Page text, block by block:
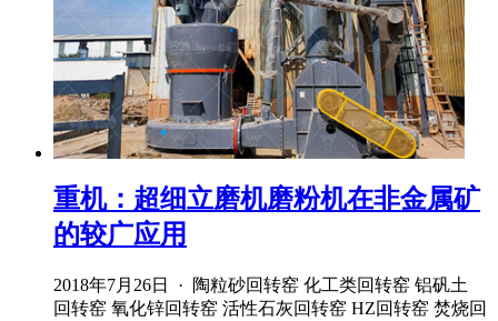
重机：超细立磨机磨粉机在非金属矿
的较广应用
2018年7月26日 · 陶粒砂回转窑 化工类回转窑 铝矾土
回转窑 氧化锌回转窑 活性石灰回转窑 HZ回转窑 焚烧回